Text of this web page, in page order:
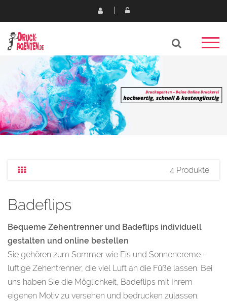
4 Produkte
Badeflips
Bequeme Zehentrenner und Badeflips individuell
gestalten und online bestellen
Sie gehören zum Sommer wie Eis und Sonnencreme –
luftige Zehentrenner, die viel Luft an die Füße lassen. Bei
uns haben Sie die Möglichkeit, Badeflips mit Ihrem
eigenen Motiv zu versehen und bedrucken zulassen.